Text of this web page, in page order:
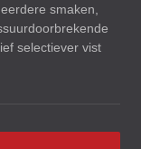
smaken,
selectiever vist